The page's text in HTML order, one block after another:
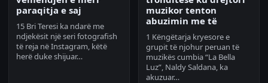
paraqitja e saj
15 Bri Teresi ka ndarë me
ndjekësit një seri fotografish
të reja në Instagram, këtë
herë duke shijuar…
muzikor tenton
abuzimin me të
1 Këngëtarja kryesore e
grupit të njohur peruan të
muzikës cumbia “La Bella
Luz”, Naldy Saldana, ka
akuzuar…